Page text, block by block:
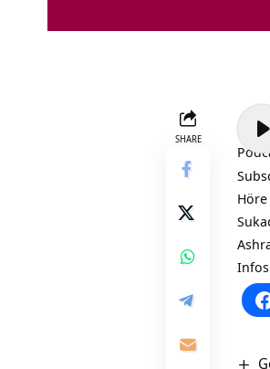
SHARE
Audio-
Player